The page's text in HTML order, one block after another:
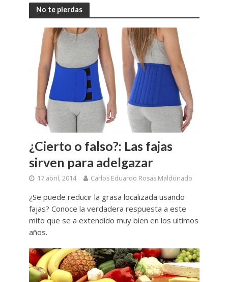
No te pierdas
¿Cierto o falso?: Las fajas
sirven para adelgazar
17 abril, 2014 Carlos Eduardo Rosas Maldonado
¿Se puede reducir la grasa localizada usando
fajas? Conoce la verdadera respuesta a este
mito que se a extendido muy bien en los ultimos
años.